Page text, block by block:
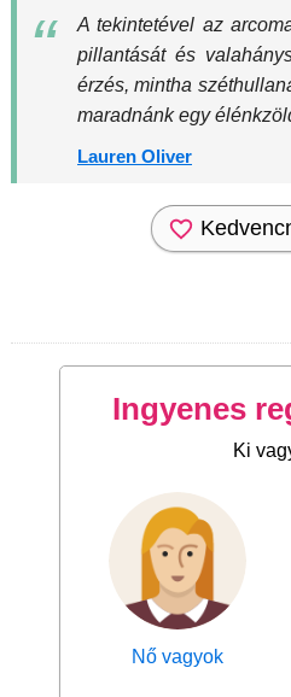
A tekintetével az
pillantását és
érzés, mintha
maradnánk egy
Lauren Oliver
Ingyenes
Ki
Nő vagyok